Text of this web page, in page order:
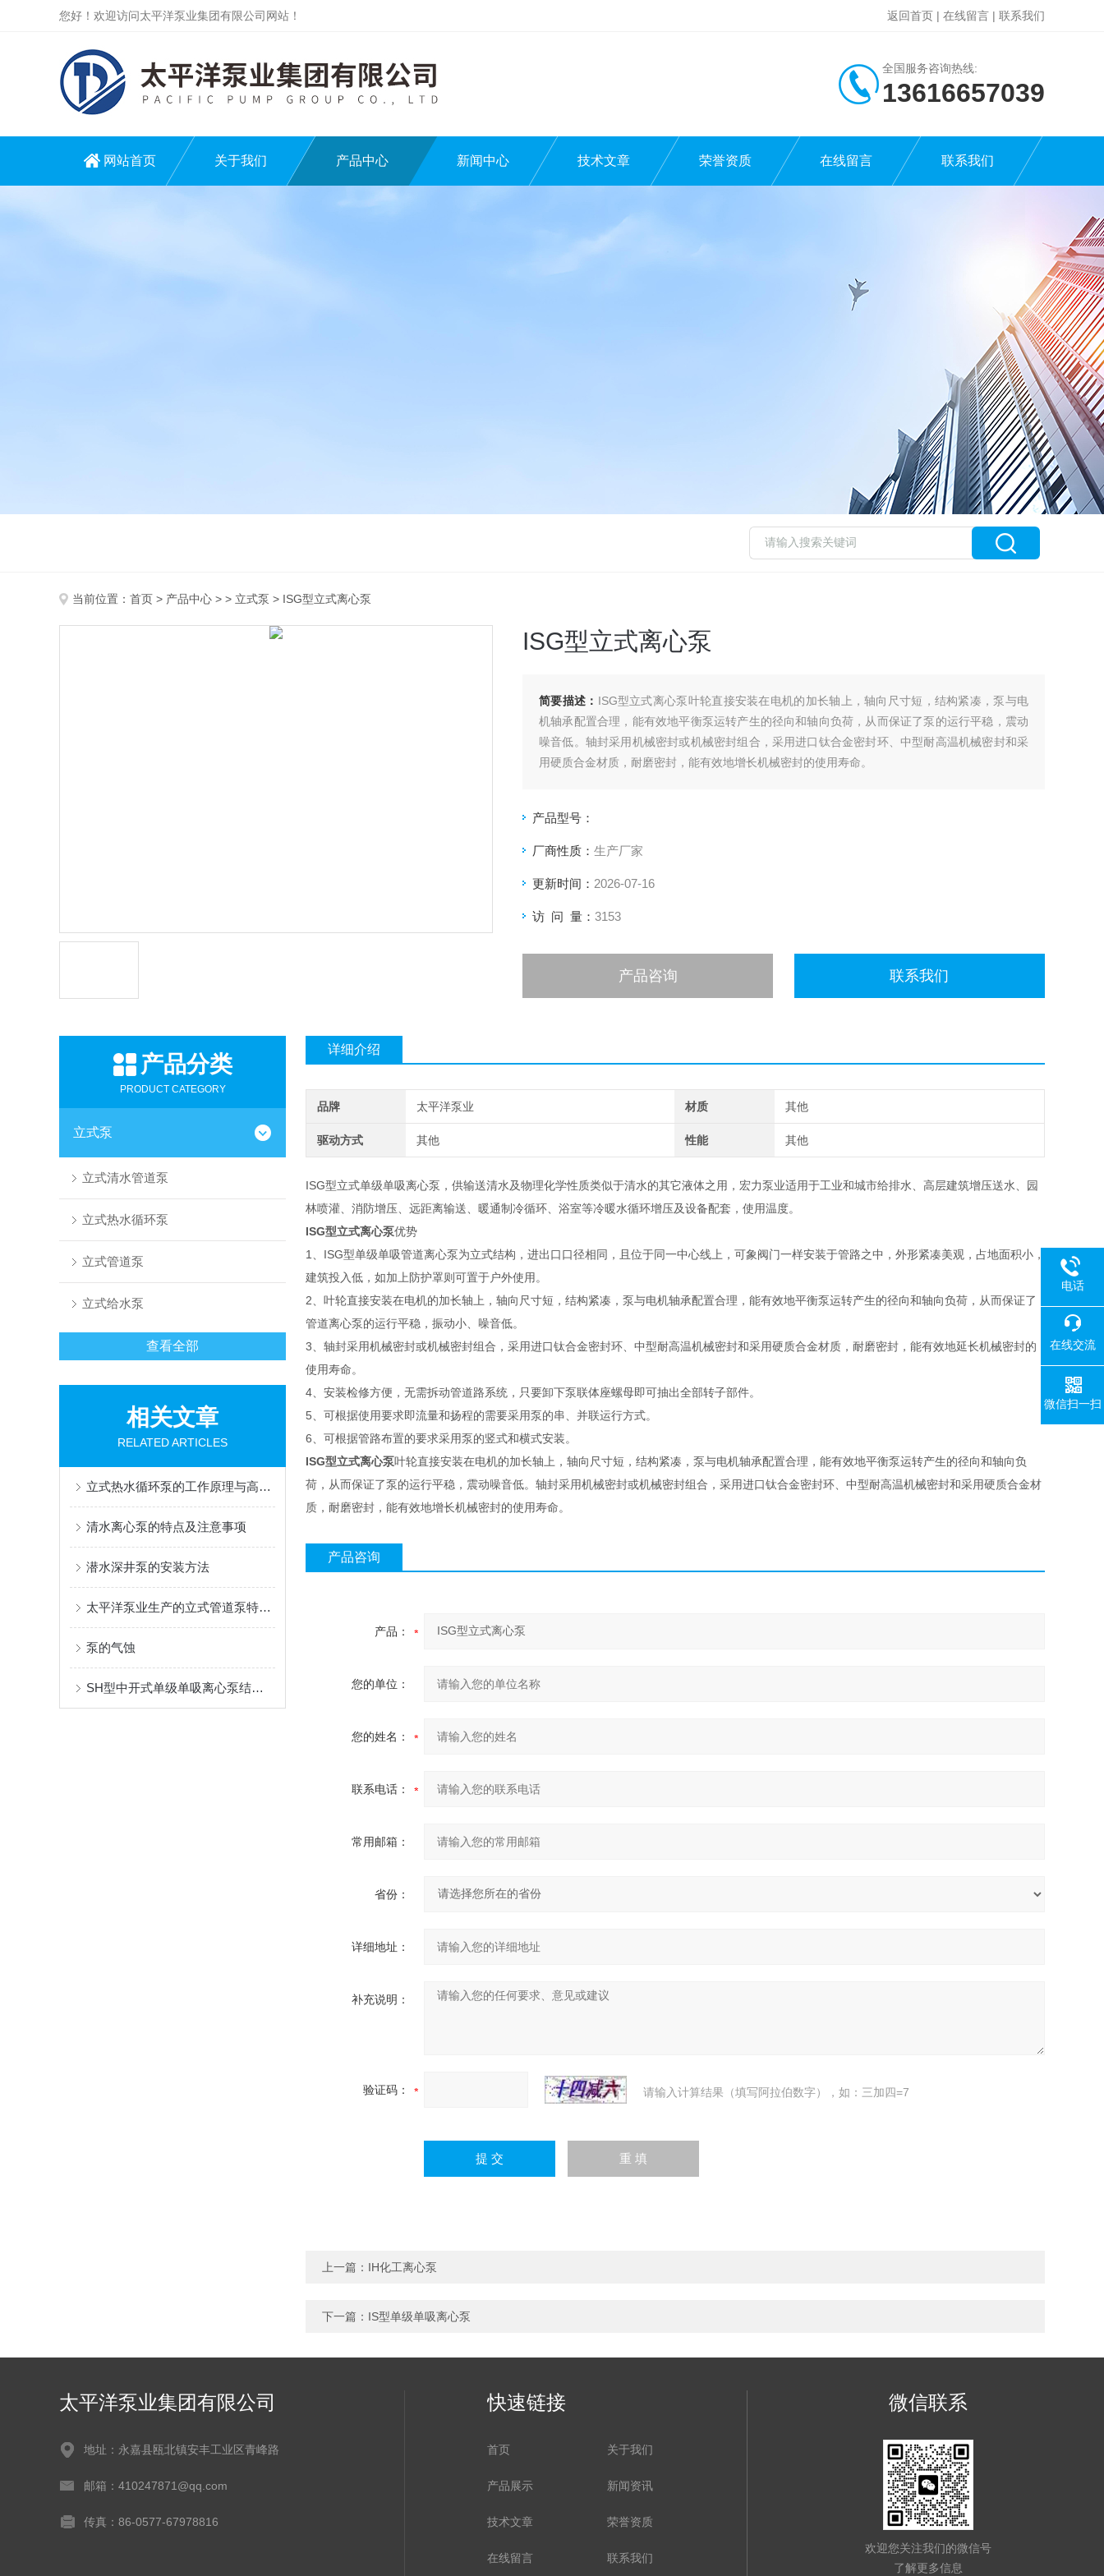
您好！欢迎访问太平洋泵业集团有限公司网站！ 返回首页 | 在线留言 | 联系我们
全国服务咨询热线:
13616657039
网站首页 关于我们 产品中心 新闻中心 技术文章 荣誉资质 在线留言 联系我们
当前位置： 首页 > 产品中心 > > 立式泵 > ISG型立式离心泵
ISG型立式离心泵
简要描述： ISG型立式离心泵叶轮直接安装在电机的加长轴上，轴向尺寸短，结构紧凑，泵与电
机轴承配置合理，能有效地平衡泵运转产生的径向和轴向负荷，从而保证了泵的运行平稳，震动
噪音低。轴封采用机械密封或机械密封组合，采用进口钛合金密封环、中型耐高温机械密封和采
用硬质合金材质，耐磨密封，能有效地增长机械密封的使用寿命。
产品型号：
厂商性质： 生产厂家
更新时间： 2026-07-16
访 问 量： 3153
产品咨询 联系我们
产品分类
PRODUCT CATEGORY
立式泵
立式清水管道泵
立式热水循环泵
立式管道泵
立式给水泵
查看全部
相关文章
RELATED ARTICLES
立式热水循环泵的工作原理与高效性能解析
清水离心泵的特点及注意事项
潜水深井泵的安装方法
太平洋泵业生产的立式管道泵特点介绍
泵的气蚀
SH型中开式单级单吸离心泵结构特点及用途
详细介绍
品牌 太平洋泵业 材质 其他
驱动方式 其他 性能 其他
ISG型立式单级单吸离心泵，供输送清水及物理化学性质类似于清水的其它液体之用，宏力泵业适用于工业和城市给排水、高层建筑增压送水、园
林喷灌、消防增压、远距离输送、暖通制冷循环、浴室等冷暖水循环增压及设备配套，使用温度。
ISG型立式离心泵优势
1、ISG型单级单吸管道离心泵为立式结构，进出口口径相同，且位于同一中心线上，可象阀门一样安装于管路之中，外形紧凑美观，占地面积小，
建筑投入低，如加上防护罩则可置于户外使用。
2、叶轮直接安装在电机的加长轴上，轴向尺寸短，结构紧凑，泵与电机轴承配置合理，能有效地平衡泵运转产生的径向和轴向负荷，从而保证了
管道离心泵的运行平稳，振动小、噪音低。
3、轴封采用机械密封或机械密封组合，采用进口钛合金密封环、中型耐高温机械密封和采用硬质合金材质，耐磨密封，能有效地延长机械密封的
使用寿命。
4、安装检修方便，无需拆动管道路系统，只要卸下泵联体座螺母即可抽出全部转子部件。
5、可根据使用要求即流量和扬程的需要采用泵的串、并联运行方式。
6、可根据管路布置的要求采用泵的竖式和横式安装。
ISG型立式离心泵叶轮直接安装在电机的加长轴上，轴向尺寸短，结构紧凑，泵与电机轴承配置合理，能有效地平衡泵运转产生的径向和轴向负
荷，从而保证了泵的运行平稳，震动噪音低。轴封采用机械密封或机械密封组合，采用进口钛合金密封环、中型耐高温机械密封和采用硬质合金材
质，耐磨密封，能有效地增长机械密封的使用寿命。
产品咨询
产品：
您的单位：
您的姓名：
联系电话：
常用邮箱：
省份：
详细地址：
补充说明：
验证码： 请输入计算结果（填写阿拉伯数字），如：三加四=7
上一篇： IH化工离心泵
下一篇： IS型单级单吸离心泵
太平洋泵业集团有限公司
地址：永嘉县瓯北镇安丰工业区青峰路
邮箱：410247871@qq.com
传真：86-0577-67978816
快速链接
首页 关于我们
产品展示 新闻资讯
技术文章 荣誉资质
在线留言 联系我们
微信联系
欢迎您关注我们的微信号
了解更多信息
电话
在线交流
微信扫一扫